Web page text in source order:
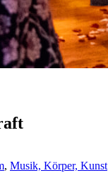
, Musik, Körper, Kunst